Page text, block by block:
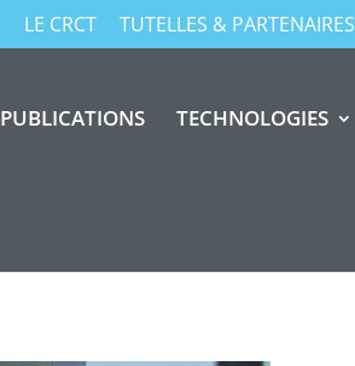
LE CRCT TUTELLES & PARTENAIRES
PUBLICATIONS TECHNOLOGIES